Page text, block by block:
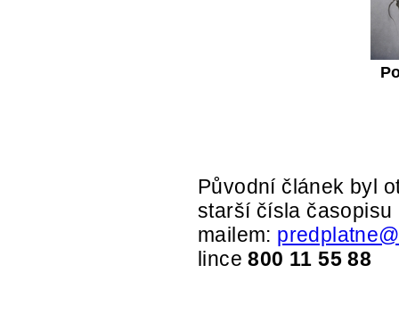
Původní článek byl
starší čísla časopisu
mailem:
lince800 11 55 88